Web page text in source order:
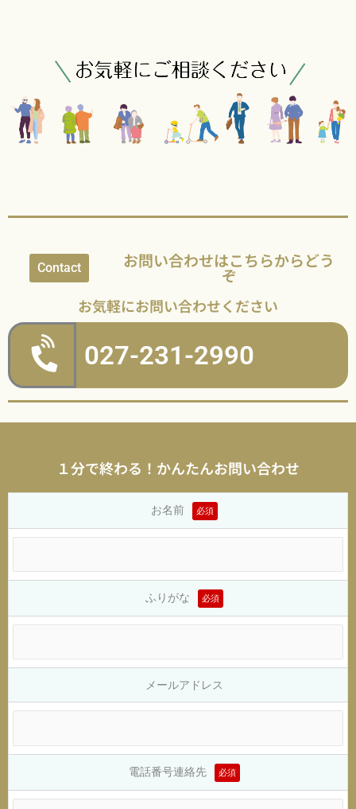
Contact
お問い合わせはこちらからどう
ぞ
お気軽にお問い合わせください
027-231-2990
１分で終わる！かんたんお問い合わせ
お名前 必須
ふりがな 必須
メールアドレス
電話番号連絡先 必須